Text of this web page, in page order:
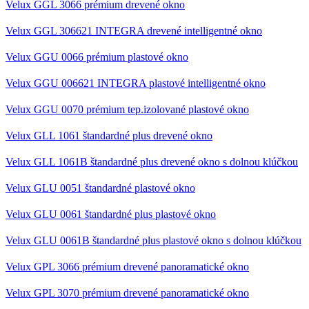
Velux GGL 3066 prémium drevené okno
Velux GGL 306621 INTEGRA drevené intelligentné okno
Velux GGU 0066 prémium plastové okno
Velux GGU 006621 INTEGRA plastové intelligentné okno
Velux GGU 0070 prémium tep.izolované plastové okno
Velux GLL 1061 štandardné plus drevené okno
Velux GLL 1061B štandardné plus drevené okno s dolnou klúčkou
Velux GLU 0051 štandardné plastové okno
Velux GLU 0061 štandardné plus plastové okno
Velux GLU 0061B štandardné plus plastové okno s dolnou klúčkou
Velux GPL 3066 prémium drevené panoramatické okno
Velux GPL 3070 prémium drevené panoramatické okno